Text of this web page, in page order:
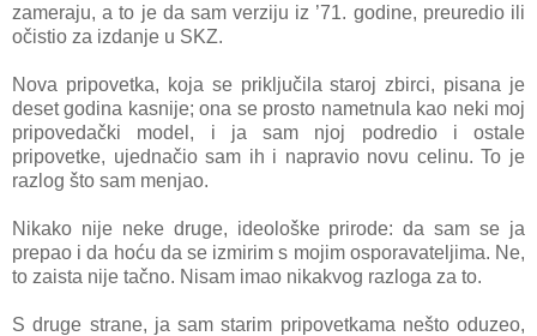
zameraju, a to je da sam verziju iz ’71. godine, preuredio ili
očistio za izdanje u SKZ.
Nova pripovetka, koja se priključila staroj zbirci, pisana je
deset godina kasnije; ona se prosto nametnula kao neki moj
pripovedački model, i ja sam njoj podredio i ostale
pripovetke, ujednačio sam ih i napravio novu celinu. To je
razlog što sam menjao.
Nikako nije neke druge, ideološke prirode: da sam se ja
prepao i da hoću da se izmirim s mojim osporavateljima. Ne,
to zaista nije tačno. Nisam imao nikakvog razloga za to.
S druge strane, ja sam starim pripovetkama nešto oduzeo,